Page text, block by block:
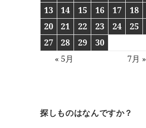
13
14 15 16 17 18
20
21 22 23 24 25
27
28 29
30
« 5月
7月 »
探しものはなんですか？